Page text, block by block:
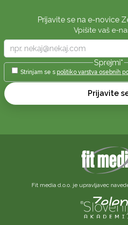
Prijavite se na e-novice
Vpišite vaš e-
Sprejmi*
Strinjam se s politiko varstva osebnih
Prijavite
Fit media d.o.o. je upravljavec